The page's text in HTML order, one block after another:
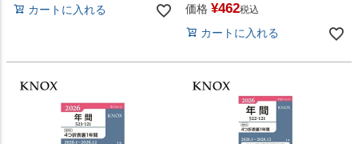
カートに入れる
価格 ¥462税込
カートに入れる